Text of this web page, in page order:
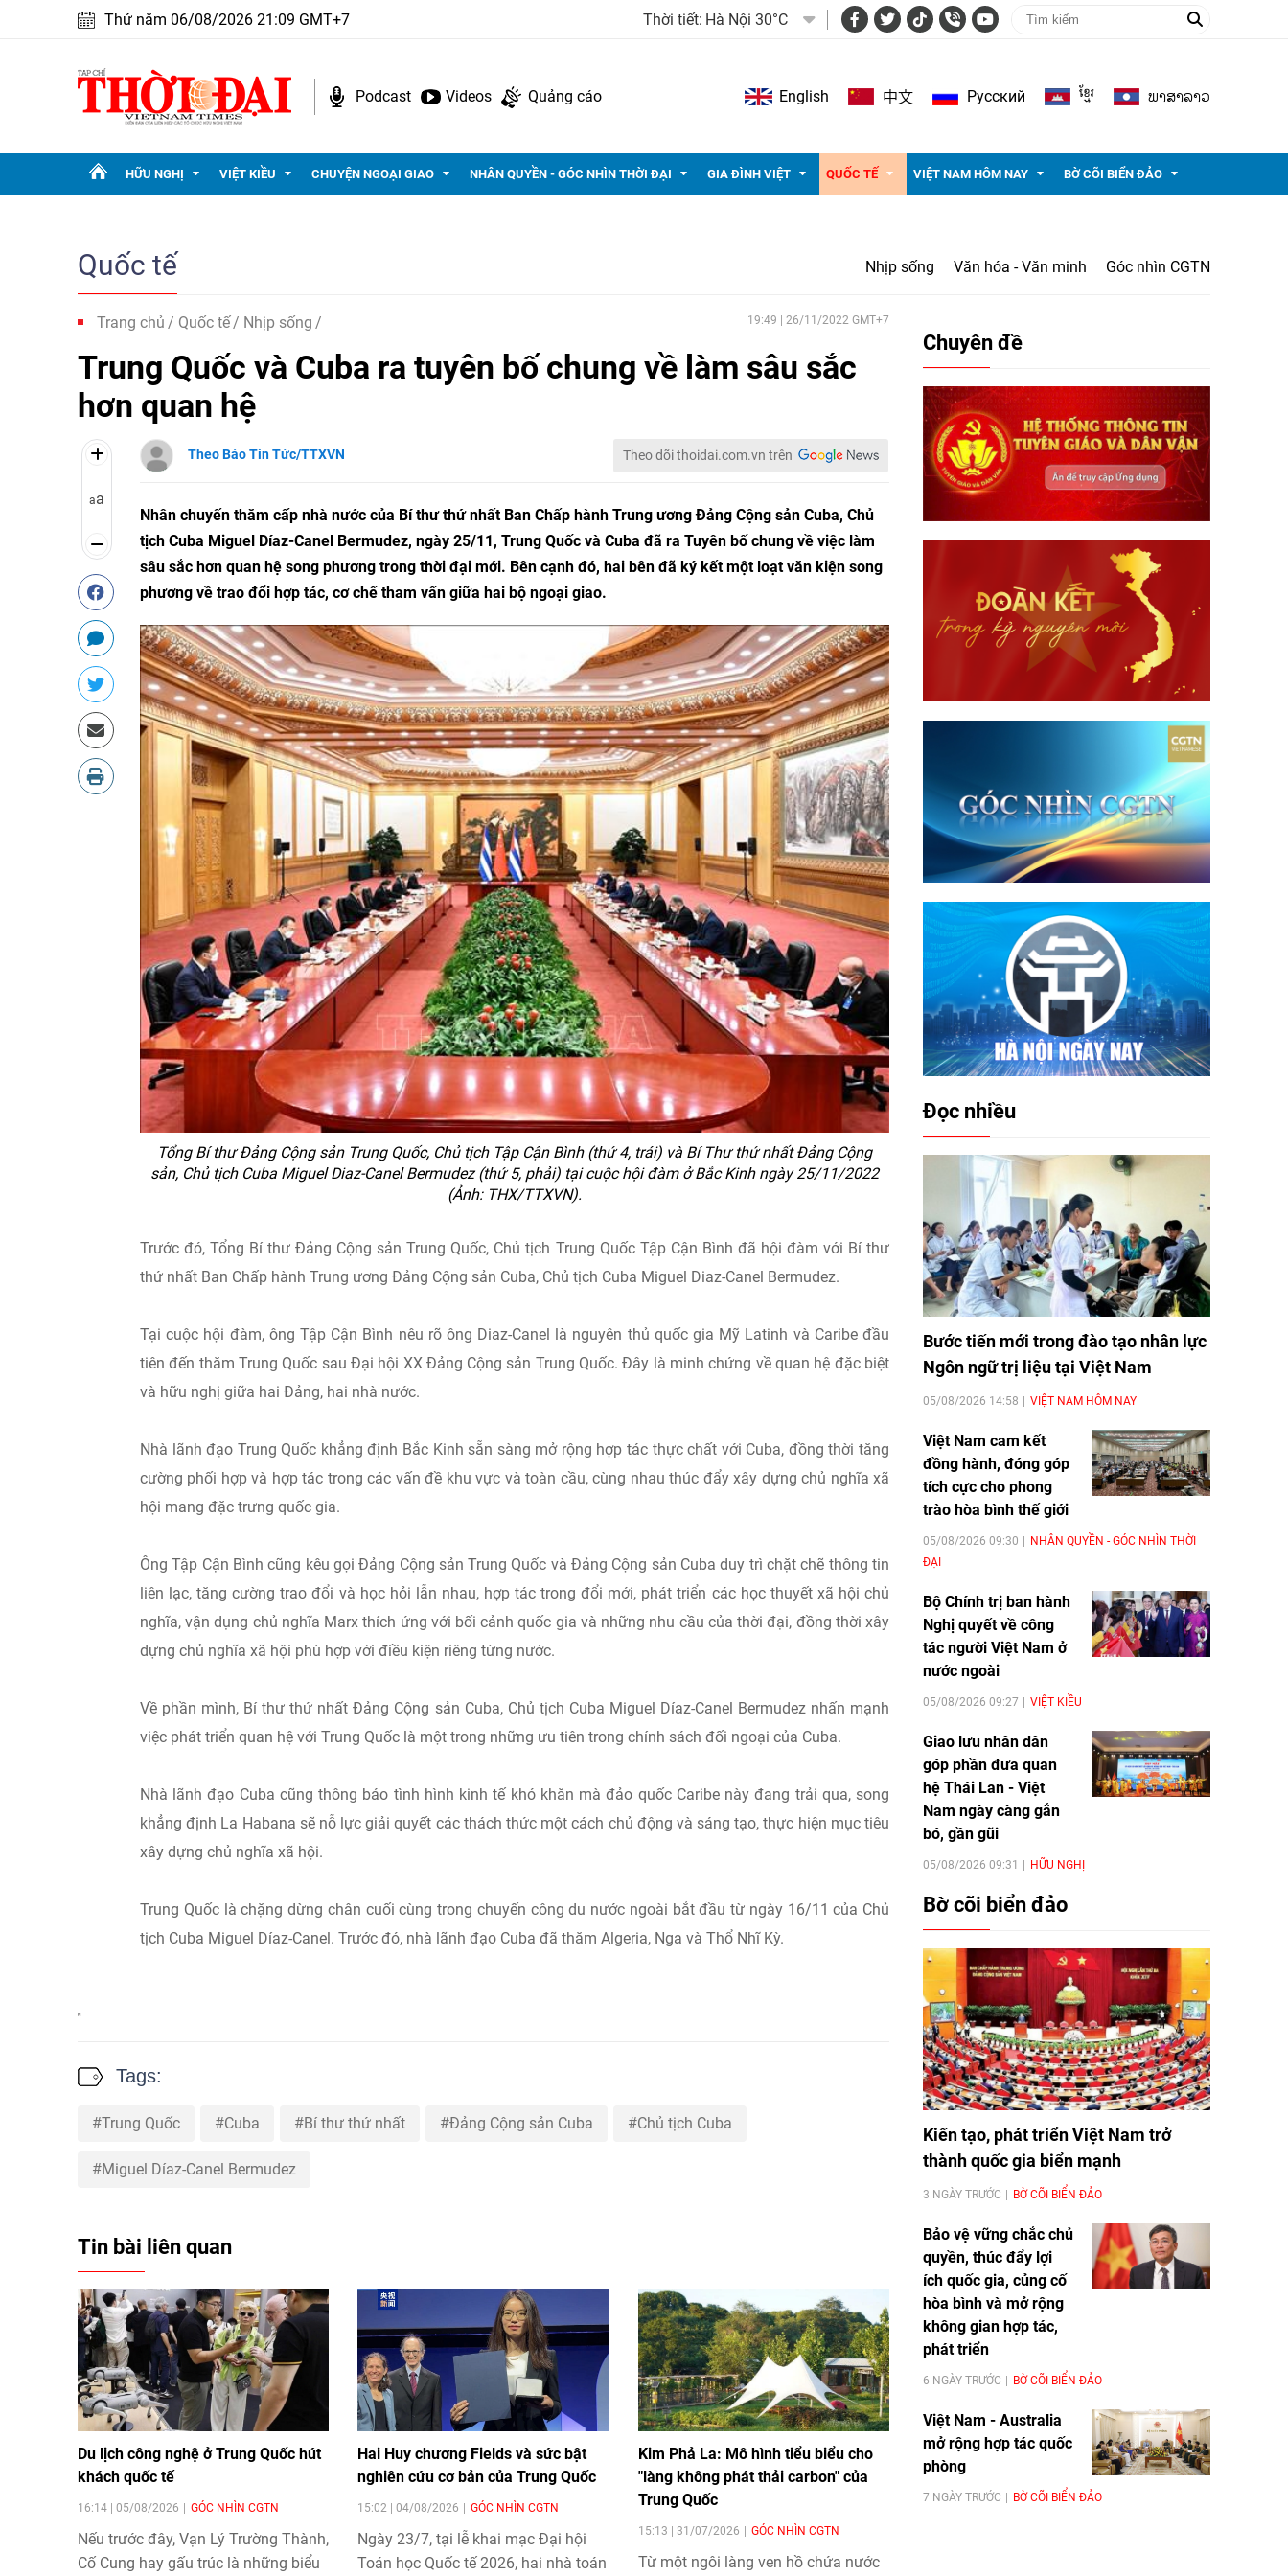
Thứ năm 06/08/2026 21:09 GMT+7 Thời tiết: Hà Nội 30°C
Podcast Videos Quảng cáo English 中文 Pусский ខ្មែរ ພາ​ສາ​ລາວ
HỮU NGHỊ VIỆT KIỀU CHUYỆN NGOẠI GIAO NHÂN QUYỀN - GÓC NHÌN THỜI ĐẠI GIA ĐÌNH VIỆT QUỐC TẾ VIỆT NAM HÔM NAY BỜ CÕI BIỂN ĐẢO
Quốc tế Nhịp sống Văn hóa - Văn minh Góc nhìn CGTN
Trang chủ Quốc tế Nhịp sống 19:49 | 26/11/2022 GMT+7
Trung Quốc và Cuba ra tuyên bố chung về làm sâu sắc
hơn quan hệ
aa
Theo Báo Tin Tức/TTXVN Theo dõi thoidai.com.vn trên
Nhân chuyến thăm cấp nhà nước của Bí thư thứ nhất Ban Chấp hành Trung ương Đảng Cộng sản Cuba, Chủ
tịch Cuba Miguel Díaz-Canel Bermudez, ngày 25/11, Trung Quốc và Cuba đã ra Tuyên bố chung về việc làm
sâu sắc hơn quan hệ song phương trong thời đại mới. Bên cạnh đó, hai bên đã ký kết một loạt văn kiện song
phương về trao đổi hợp tác, cơ chế tham vấn giữa hai bộ ngoại giao.
Tổng Bí thư Đảng Cộng sản Trung Quốc, Chủ tịch Tập Cận Bình (thứ 4, trái) và Bí Thư thứ nhất Đảng Cộng
sản, Chủ tịch Cuba Miguel Diaz-Canel Bermudez (thứ 5, phải) tại cuộc hội đàm ở Bắc Kinh ngày 25/11/2022
(Ảnh: THX/TTXVN).
Trước đó, Tổng Bí thư Đảng Cộng sản Trung Quốc, Chủ tịch Trung Quốc Tập Cận Bình đã hội đàm với Bí thư
thứ nhất Ban Chấp hành Trung ương Đảng Cộng sản Cuba, Chủ tịch Cuba Miguel Diaz-Canel Bermudez.
Tại cuộc hội đàm, ông Tập Cận Bình nêu rõ ông Diaz-Canel là nguyên thủ quốc gia Mỹ Latinh và Caribe đầu
tiên đến thăm Trung Quốc sau Đại hội XX Đảng Cộng sản Trung Quốc. Đây là minh chứng về quan hệ đặc biệt
và hữu nghị giữa hai Đảng, hai nhà nước.
Nhà lãnh đạo Trung Quốc khẳng định Bắc Kinh sẵn sàng mở rộng hợp tác thực chất với Cuba, đồng thời tăng
cường phối hợp và hợp tác trong các vấn đề khu vực và toàn cầu, cùng nhau thúc đẩy xây dựng chủ nghĩa xã
hội mang đặc trưng quốc gia.
Ông Tập Cận Bình cũng kêu gọi Đảng Cộng sản Trung Quốc và Đảng Cộng sản Cuba duy trì chặt chẽ thông tin
liên lạc, tăng cường trao đổi và học hỏi lẫn nhau, hợp tác trong đổi mới, phát triển các học thuyết xã hội chủ
nghĩa, vận dụng chủ nghĩa Marx thích ứng với bối cảnh quốc gia và những nhu cầu của thời đại, đồng thời xây
dựng chủ nghĩa xã hội phù hợp với điều kiện riêng từng nước.
Về phần mình, Bí thư thứ nhất Đảng Cộng sản Cuba, Chủ tịch Cuba Miguel Díaz-Canel Bermudez nhấn mạnh
việc phát triển quan hệ với Trung Quốc là một trong những ưu tiên trong chính sách đối ngoại của Cuba.
Nhà lãnh đạo Cuba cũng thông báo tình hình kinh tế khó khăn mà đảo quốc Caribe này đang trải qua, song
khẳng định La Habana sẽ nỗ lực giải quyết các thách thức một cách chủ động và sáng tạo, thực hiện mục tiêu
xây dựng chủ nghĩa xã hội.
Trung Quốc là chặng dừng chân cuối cùng trong chuyến công du nước ngoài bắt đầu từ ngày 16/11 của Chủ
tịch Cuba Miguel Díaz-Canel. Trước đó, nhà lãnh đạo Cuba đã thăm Algeria, Nga và Thổ Nhĩ Kỳ.
Tags:
Trung Quốc Cuba Bí thư thứ nhất Đảng Cộng sản Cuba Chủ tịch Cuba
Miguel Díaz-Canel Bermudez
Tin bài liên quan
Du lịch công nghệ ở Trung Quốc hút
khách quốc tế
16:14 | 05/08/2026 GÓC NHÌN CGTN
Nếu trước đây, Vạn Lý Trường Thành,
Cố Cung hay gấu trúc là những biểu
Hai Huy chương Fields và sức bật
nghiên cứu cơ bản của Trung Quốc
15:02 | 04/08/2026 GÓC NHÌN CGTN
Ngày 23/7, tại lễ khai mạc Đại hội
Toán học Quốc tế 2026, hai nhà toán
Kim Phả La: Mô hình tiểu biểu cho
"làng không phát thải carbon" của
Trung Quốc
15:13 | 31/07/2026 GÓC NHÌN CGTN
Từ một ngôi làng ven hồ chứa nước
Chuyên đề
Đọc nhiều
Bước tiến mới trong đào tạo nhân lực
Ngôn ngữ trị liệu tại Việt Nam
05/08/2026 14:58 VIỆT NAM HÔM NAY
Việt Nam cam kết
đồng hành, đóng góp
tích cực cho phong
trào hòa bình thế giới
05/08/2026 09:30
NHÂN QUYỀN - GÓC NHÌN THỜI
ĐẠI
Bộ Chính trị ban hành
Nghị quyết về công
tác người Việt Nam ở
nước ngoài
05/08/2026 09:27 VIỆT KIỀU
Giao lưu nhân dân
góp phần đưa quan
hệ Thái Lan - Việt
Nam ngày càng gắn
bó, gần gũi
05/08/2026 09:31 HỮU NGHỊ
Bờ cõi biển đảo
Kiến tạo, phát triển Việt Nam trở
thành quốc gia biển mạnh
3 NGÀY TRƯỚC BỜ CÕI BIỂN ĐẢO
Bảo vệ vững chắc chủ
quyền, thúc đẩy lợi
ích quốc gia, củng cố
hòa bình và mở rộng
không gian hợp tác,
phát triển
6 NGÀY TRƯỚC BỜ CÕI BIỂN ĐẢO
Việt Nam - Australia
mở rộng hợp tác quốc
phòng
7 NGÀY TRƯỚC BỜ CÕI BIỂN ĐẢO